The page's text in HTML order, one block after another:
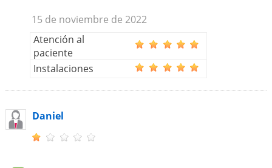
15 de noviembre de 2022
Atención al
paciente
Instalaciones
Daniel